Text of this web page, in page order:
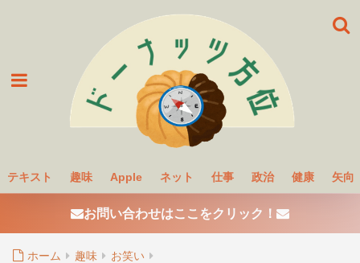
テキスト 趣味 Apple ネット 仕事 政治 健康 矢向
お問い合わせはここをクリック！
ホーム 趣味 お笑い